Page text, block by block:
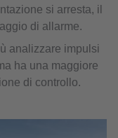
si arresta, il
di allarme.
analizzare impulsi
ha una maggiore
di controllo.